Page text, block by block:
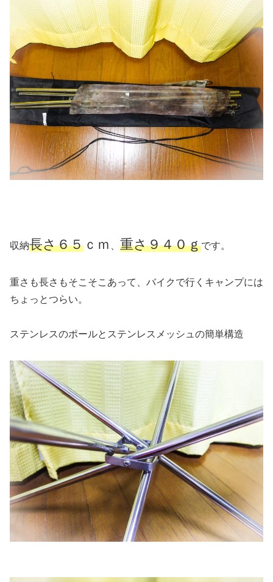
収納長さ６５ ｃｍ 、 重さ９４０ｇです。
重さも長さもそこそこあって、バイクで行くキャンプには
ちょっとつらい。
ステンレスのポールとステンレスメッシュの簡単構造